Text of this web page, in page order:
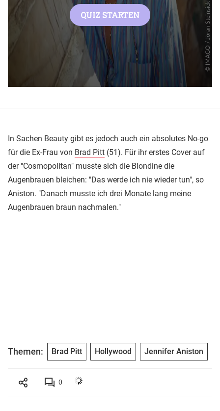
In Sachen Beauty gibt es jedoch auch ein absolutes No-go
für die Ex-Frau von Brad Pitt (51). Für ihr erstes Cover auf
der "Cosmopolitan" musste sich die Blondine die
Augenbrauen bleichen: "Das werde ich nie wieder tun", so
Aniston. "Danach musste ich drei Monate lang meine
Augenbrauen braun nachmalen."
Themen: Brad Pitt Hollywood Jennifer Aniston
0